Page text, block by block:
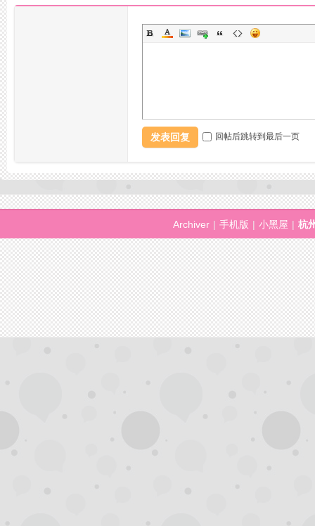
发表回复 回帖后跳转到最后一页
Archiver | 手机版 | 小黑屋 | 杭